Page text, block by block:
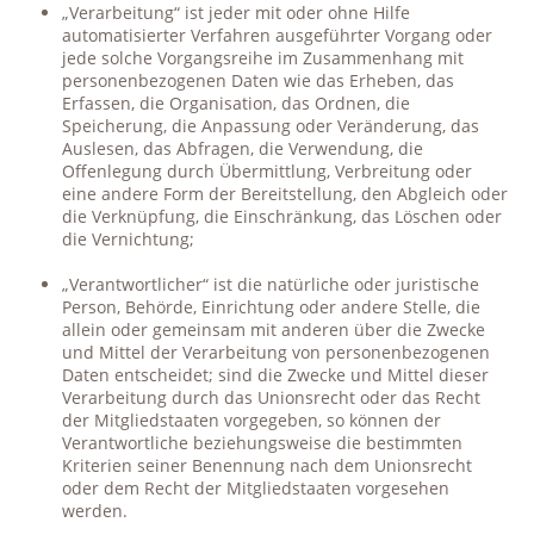
„Verarbeitung“ ist jeder mit oder ohne Hilfe
automatisierter Verfahren ausgeführter Vorgang oder
jede solche Vorgangsreihe im Zusammenhang mit
personenbezogenen Daten wie das Erheben, das
Erfassen, die Organisation, das Ordnen, die
Speicherung, die Anpassung oder Veränderung, das
Auslesen, das Abfragen, die Verwendung, die
Offenlegung durch Übermittlung, Verbreitung oder
eine andere Form der Bereitstellung, den Abgleich oder
die Verknüpfung, die Einschränkung, das Löschen oder
die Vernichtung;
„Verantwortlicher“ ist die natürliche oder juristische
Person, Behörde, Einrichtung oder andere Stelle, die
allein oder gemeinsam mit anderen über die Zwecke
und Mittel der Verarbeitung von personenbezogenen
Daten entscheidet; sind die Zwecke und Mittel dieser
Verarbeitung durch das Unionsrecht oder das Recht
der Mitgliedstaaten vorgegeben, so können der
Verantwortliche beziehungsweise die bestimmten
Kriterien seiner Benennung nach dem Unionsrecht
oder dem Recht der Mitgliedstaaten vorgesehen
werden.